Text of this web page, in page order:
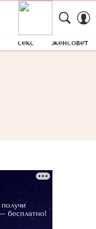
секс женсовет